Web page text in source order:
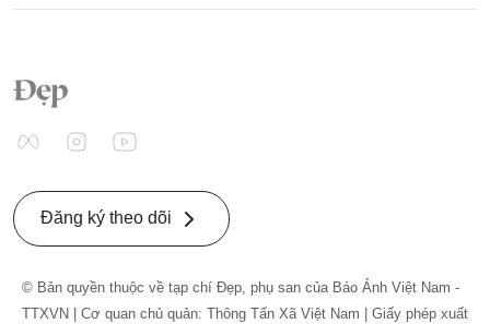
Đăng ký theo dõi
© Bản quyền thuộc về tạp chí Đẹp, phụ san của Báo Ảnh Việt Nam -
TTXVN | Cơ quan chủ quản: Thông Tấn Xã Việt Nam | Giấy phép xuất